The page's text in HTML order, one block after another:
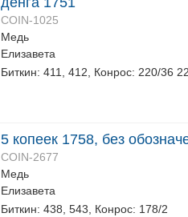
COIN-1025
Медь
Елизавета
Биткин: 411, 412, Конрос: 220/36
5 копеек 1758, без
COIN-2677
Медь
Елизавета
Биткин: 438, 543, Конрос: 178/2